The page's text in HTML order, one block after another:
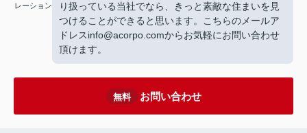
レーション
り扱っている当社でなら、きっと素敵な住まいを見
つけることができると思います。こちらのメールア
ドレスinfo@acorpo.comからお気軽にお問い合わせ
頂けます。
無料 お問い合わせ